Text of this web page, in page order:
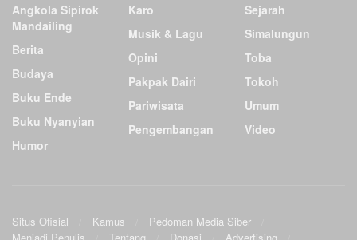
Angkola Sipirok
Mandailing
Berita
Budaya
Buku Ende
Buku Nyanyian
Humor
Karo
Musik & Lagu
Opini
Pakpak Dairi
Pariwisata
Pengembangan
Sejarah
Simalungun
Toba
Tokoh
Umum
Video
Situs Ofisial Kamus
Pedoman Media Siber